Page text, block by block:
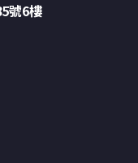
號6樓